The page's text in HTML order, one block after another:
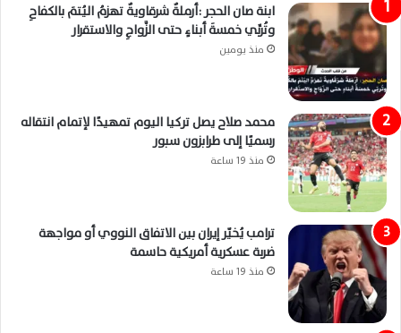
ابنة صان الحجر :أرملةٌ شرقاويةٌ تهزمُ اليُتمَ بالكفاحِ
وتُربِّي خمسةَ أبناءٍ حتى الزَّواجِ والاستقرار
منذ يومين
محمد صلاح يصل تركيا اليوم تمهيدًا لإتمام انتقاله
رسميًا إلى طرابزون سبور
منذ 19 ساعة
ترامب يُخيّر إيران بين الاتفاق النووي أو مواجهة
ضربة عسكرية أمريكية حاسمة
منذ 19 ساعة